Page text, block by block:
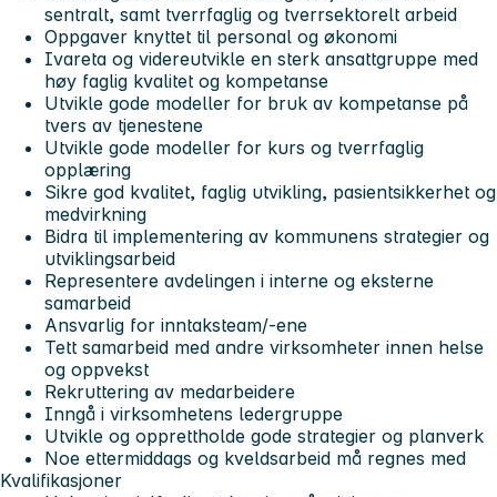
sentralt, samt tverrfaglig og tverrsektorelt arbeid
Oppgaver knyttet til personal og økonomi
Ivareta og videreutvikle en sterk ansattgruppe med
høy faglig kvalitet og kompetanse
Utvikle gode modeller for bruk av kompetanse på
tvers av tjenestene
Utvikle gode modeller for kurs og tverrfaglig
opplæring
Sikre god kvalitet, faglig utvikling, pasientsikkerhet og
medvirkning
Bidra til implementering av kommunens strategier og
utviklingsarbeid
Representere avdelingen i interne og eksterne
samarbeid
Ansvarlig for inntaksteam/-ene
Tett samarbeid med andre virksomheter innen helse
og oppvekst
Rekruttering av medarbeidere
Inngå i virksomhetens ledergruppe
Utvikle og opprettholde gode strategier og planverk
Noe ettermiddags og kveldsarbeid må regnes med
Kvalifikasjoner